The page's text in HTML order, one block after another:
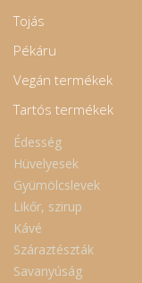
Tojás
Pékáru
Vegán termékek
Tartós termékek
Édesség
Hüvelyesek
Gyümölcslevek
Likőr, szirup
Kávé
Száraztészták
Savanyúság